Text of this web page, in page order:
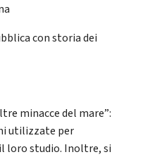
con storia dei
minacce del mare”:
utilizzate per
loro studio. Inoltre, si